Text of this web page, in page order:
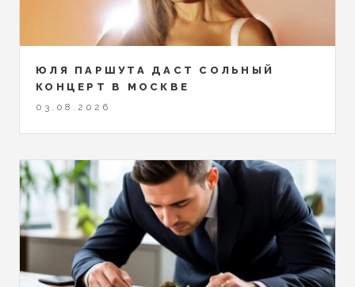
ЮЛЯ ПАРШУТА ДАСТ СОЛЬНЫЙ
КОНЦЕРТ В МОСКВЕ
03.08.2026